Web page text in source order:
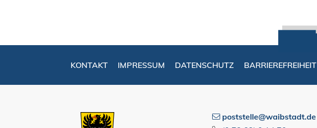
KONTAKT IMPRESSUM DATENSCHUTZ BARRIEREFREIHEIT
poststelle@waibstadt.de